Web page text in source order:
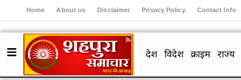
Home About us Disclaimer Privacy Policy Contact Info
देश विदेश क्राइम राज्य